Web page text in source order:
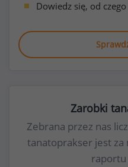
Dowiedz się, od
Zarobki
Zebrana przez nas
tanatoprakser jest za